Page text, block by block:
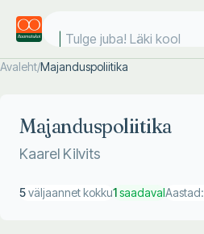
Tulge juba! Läki kooli!
Avaleht/Majanduspoliitika
Majanduspoliitika
Kaarel Kilvits
5väljaannet kokku1saadavalAastad: